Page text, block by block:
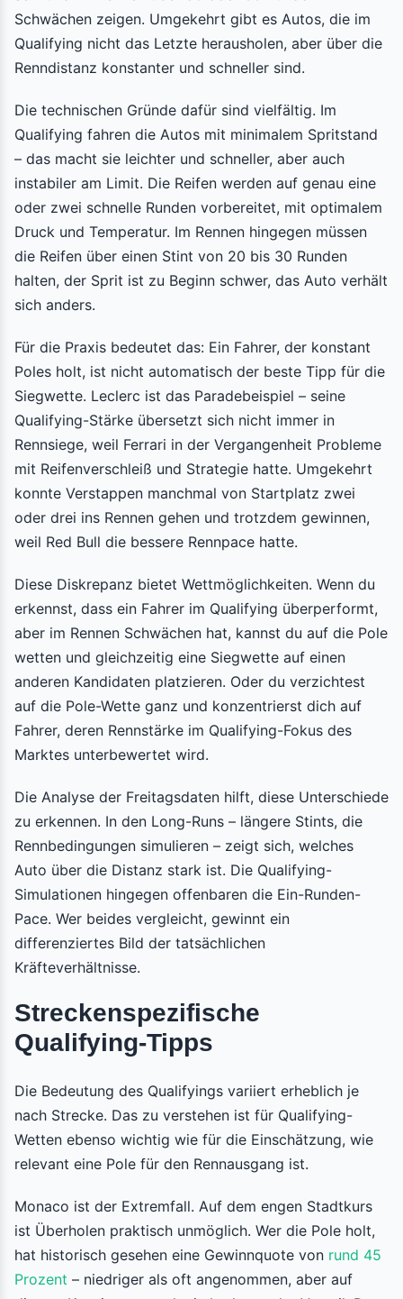
Schwächen zeigen. Umgekehrt gibt es Autos, die im
Qualifying nicht das Letzte herausholen, aber über die
Renndistanz konstanter und schneller sind.
Die technischen Gründe dafür sind vielfältig. Im
Qualifying fahren die Autos mit minimalem Spritstand
– das macht sie leichter und schneller, aber auch
instabiler am Limit. Die Reifen werden auf genau eine
oder zwei schnelle Runden vorbereitet, mit optimalem
Druck und Temperatur. Im Rennen hingegen müssen
die Reifen über einen Stint von 20 bis 30 Runden
halten, der Sprit ist zu Beginn schwer, das Auto verhält
sich anders.
Für die Praxis bedeutet das: Ein Fahrer, der konstant
Poles holt, ist nicht automatisch der beste Tipp für die
Siegwette. Leclerc ist das Paradebeispiel – seine
Qualifying-Stärke übersetzt sich nicht immer in
Rennsiege, weil Ferrari in der Vergangenheit Probleme
mit Reifenverschleiß und Strategie hatte. Umgekehrt
konnte Verstappen manchmal von Startplatz zwei
oder drei ins Rennen gehen und trotzdem gewinnen,
weil Red Bull die bessere Rennpace hatte.
Diese Diskrepanz bietet Wettmöglichkeiten. Wenn du
erkennst, dass ein Fahrer im Qualifying überperformt,
aber im Rennen Schwächen hat, kannst du auf die Pole
wetten und gleichzeitig eine Siegwette auf einen
anderen Kandidaten platzieren. Oder du verzichtest
auf die Pole-Wette ganz und konzentrierst dich auf
Fahrer, deren Rennstärke im Qualifying-Fokus des
Marktes unterbewertet wird.
Die Analyse der Freitagsdaten hilft, diese Unterschiede
zu erkennen. In den Long-Runs – längere Stints, die
Rennbedingungen simulieren – zeigt sich, welches
Auto über die Distanz stark ist. Die Qualifying-
Simulationen hingegen offenbaren die Ein-Runden-
Pace. Wer beides vergleicht, gewinnt ein
differenziertes Bild der tatsächlichen
Kräfteverhältnisse.
Streckenspezifische
Qualifying-Tipps
Die Bedeutung des Qualifyings variiert erheblich je
nach Strecke. Das zu verstehen ist für Qualifying-
Wetten ebenso wichtig wie für die Einschätzung, wie
relevant eine Pole für den Rennausgang ist.
Monaco ist der Extremfall. Auf dem engen Stadtkurs
ist Überholen praktisch unmöglich. Wer die Pole holt,
hat historisch gesehen eine Gewinnquote von rund 45
Prozent – niedriger als oft angenommen, aber auf